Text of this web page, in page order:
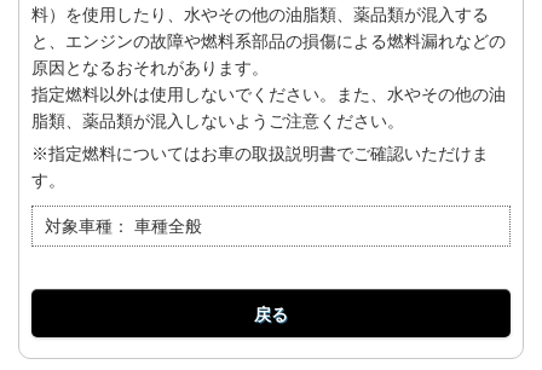
料）を使用したり、水やその他の油脂類、薬品類が混入する
と、エンジンの故障や燃料系部品の損傷による燃料漏れなどの
原因となるおそれがあります。
指定燃料以外は使用しないでください。また、水やその他の油
脂類、薬品類が混入しないようご注意ください。
※指定燃料についてはお車の取扱説明書でご確認いただけま
す。
対象車種： 車種全般
戻る